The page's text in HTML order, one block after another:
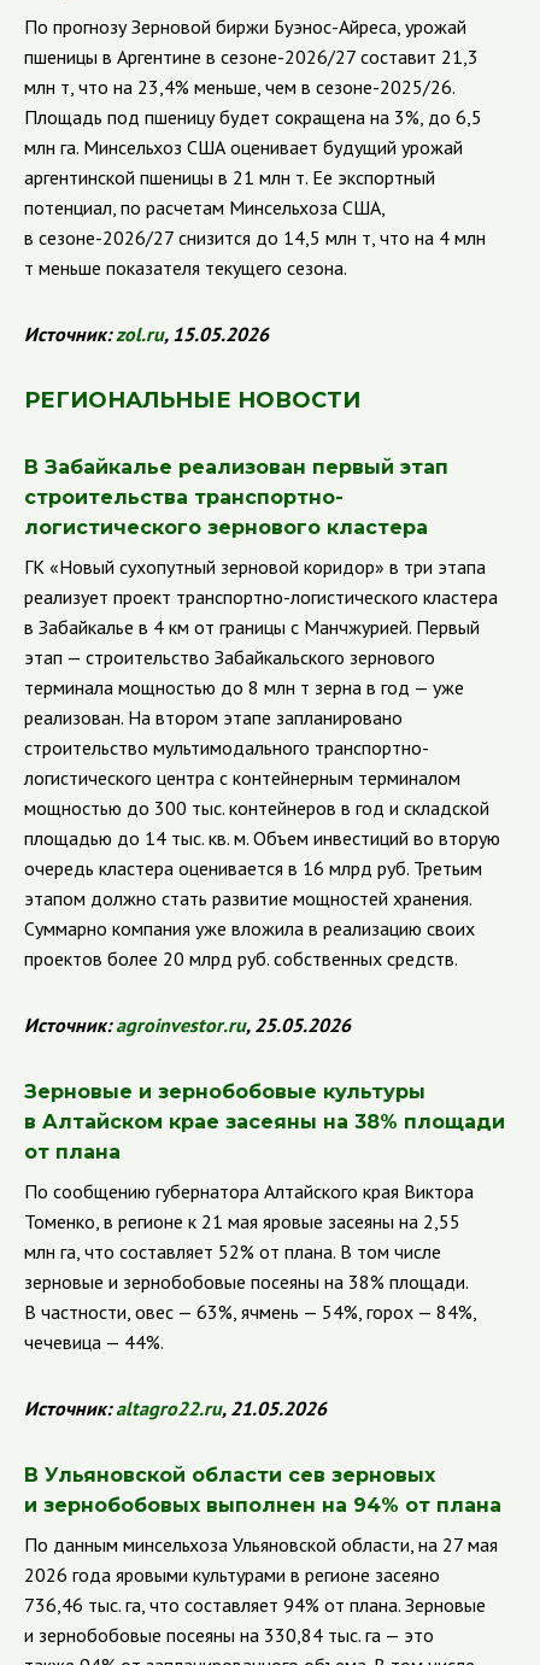
По прогнозу Зерновой биржи Буэнос-Айреса, урожай
пшеницы в Аргентине в сезоне-2026/27 составит 21,3
млн т, что на 23,4% меньше, чем в сезоне-2025/26.
Площадь под пшеницу будет сокращена на 3%, до 6,5
млн га. Минсельхоз США оценивает будущий урожай
аргентинской пшеницы в 21 млн т. Ее экспортный
потенциал, по расчетам Минсельхоза США,
в сезоне-2026/27 снизится до 14,5 млн т, что на 4 млн
т меньше показателя текущего сезона.
Источник:zol.ru, 15.05.2026
РЕГИОНАЛЬНЫЕ НОВОСТИ
В Забайкалье реализован первый этап
строительства транспортно-
логистического зернового кластера
ГК «Новый сухопутный зерновой коридор» в три этапа
реализует проект транспортно-логистического кластера
в Забайкалье в 4 км от границы с Манчжурией. Первый
этап — строительство Забайкальского зернового
терминала мощностью до 8 млн т зерна в год — уже
реализован. На втором этапе запланировано
строительство мультимодального транспортно-
логистического центра с контейнерным терминалом
мощностью до 300 тыс. контейнеров в год и складской
площадью до 14 тыс. кв. м. Объем инвестиций во вторую
очередь кластера оценивается в 16 млрд руб. Третьим
этапом должно стать развитие мощностей хранения.
Суммарно компания уже вложила в реализацию своих
проектов более 20 млрд руб. собственных средств.
Источник:agroinvestor.ru, 25.05.2026
Зерновые и зернобобовые культуры
в Алтайском крае засеяны на 38% площади
от плана
По сообщению губернатора Алтайского края Виктора
Томенко, в регионе к 21 мая яровые засеяны на 2,55
млн га, что составляет 52% от плана. В том числе
зерновые и зернобобовые посеяны на 38% площади.
В частности, овес — 63%, ячмень — 54%, горох — 84%,
чечевица — 44%.
Источник:altagro22.ru, 21.05.2026
В Ульяновской области сев зерновых
и зернобобовых выполнен на 94% от плана
По данным минсельхоза Ульяновской области, на 27 мая
2026 года яровыми культурами в регионе засеяно
736,46 тыс. га, что составляет 94% от плана. Зерновые
и зернобобовые посеяны на 330,84 тыс. га — это